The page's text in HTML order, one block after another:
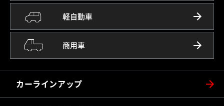
カーラインアップ
軽自動車
商用車